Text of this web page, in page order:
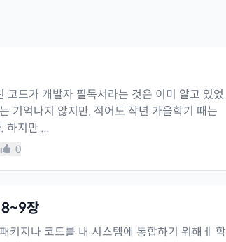
드가 개발자 필독서라는 것은 이미 알고 있었
기억나지 않지만, 적어도 작년 가을학기 때는
하지만 ...
0
장
키지나 코드를 내 시스템에 통합하기 위해ㅔ 학